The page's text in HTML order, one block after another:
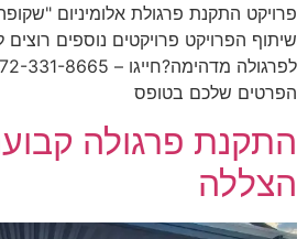
הפרויקט פרויקטים נוספים רוצים
שלכם בטופס
פרגולה